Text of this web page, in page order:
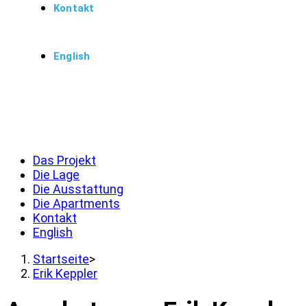
Kontakt
English
Das Projekt
Die Lage
Die Ausstattung
Die Apartments
Kontakt
English
Startseite>
Erik Keppler